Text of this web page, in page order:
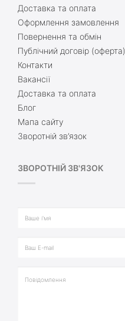
Доставка та оплата
Оформлення замовлення
Повернення та обмін
Публічний договір (оферта)
Контакти
Вакансії
Доставка та оплата
Блог
Мапа сайту
Зворотній зв’язок
ЗВОРОТНІЙ ЗВ'ЯЗОК